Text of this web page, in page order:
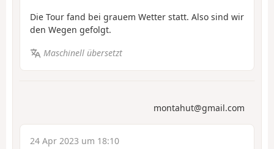
Die Tour fand bei grauem Wetter statt. Also sind wir
den Wegen gefolgt.
Maschinell übersetzt
montahut@gmail.com
24 Apr 2023 um 18:10